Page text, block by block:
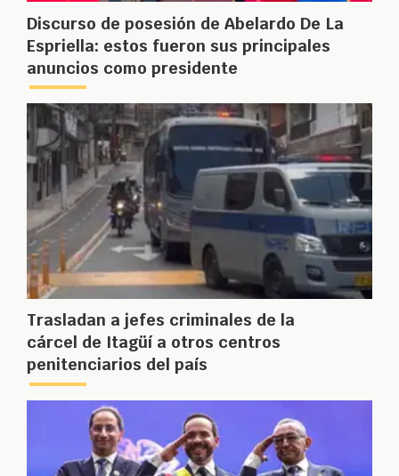
Discurso de posesión de Abelardo De La
Espriella: estos fueron sus principales
anuncios como presidente
Trasladan a jefes criminales de la
cárcel de Itagüí a otros centros
penitenciarios del país